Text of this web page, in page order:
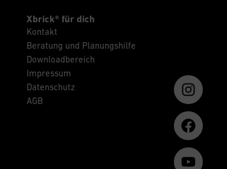
Xbrick® für dich
Kontakt
Beratung und Planungshilfe
Downloadbereich
Impressum
Datenschutz
AGB